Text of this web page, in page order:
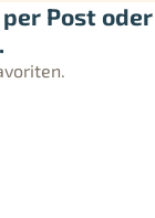
Post oder